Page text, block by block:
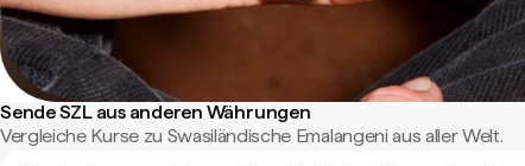
Sende SZL aus anderen Währungen
Vergleiche Kurse zu Swasiländische Emalangeni aus aller Welt.